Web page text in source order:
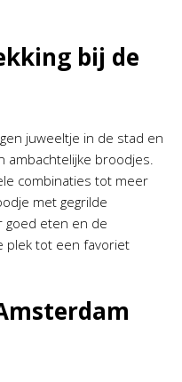
bij de
juweeltje in de stad en
ambachtelijke broodjes.
combinaties tot meer
met gegrilde
goed eten en de
plek tot een favoriet